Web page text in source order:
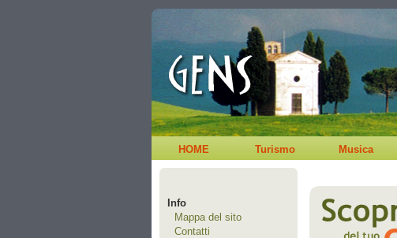
HOME Turismo Musica
Info
Mappa del sito
Contatti